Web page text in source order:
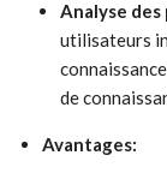
Analyse
utilisateurs
de
Avantages: